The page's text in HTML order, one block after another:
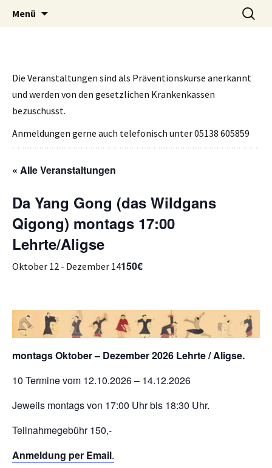
Qigong Schule Hannover
Qigong in Hannover und Umgebung
Menü
Suchen
nach:
Die Veranstaltungen sind als Präventionskurse anerkannt
und werden von den gesetzlichen Krankenkassen
bezuschusst.
Anmeldungen gerne auch telefonisch unter 05138 605859
« Alle Veranstaltungen
Da Yang Gong (das Wildgans
Qigong) montags 17:00
Lehrte/Aligse
Oktober 12 - Dezember 14150€
montags Oktober – Dezember 2026 Lehrte / Aligse.
10 Termine vom 12.10.2026 – 14.12.2026
Jeweils montags von 17:00 Uhr bis 18:30 Uhr.
Teilnahmegebühr 150,-
Anmeldung per Email.